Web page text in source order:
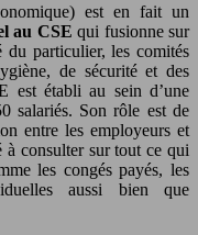
est en fait un
au CSE qui fusionne sur
du particulier, les comités
de sécurité et des
est établi au sein d’une
salariés. Son rôle est de
entre les employeurs et
à consulter sur tout ce qui
les congés payés, les
aussi bien que